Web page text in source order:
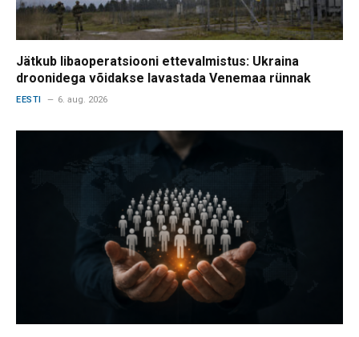
Jätkub libaoperatsiooni ettevalmistus: Ukraina
droonidega võidakse lavastada Venemaa rünnak
EESTI 6. aug. 2026